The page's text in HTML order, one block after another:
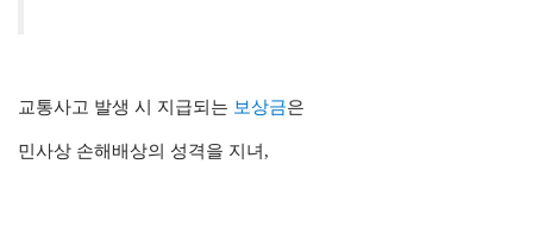
교통사고 발생 시 지급되는 보상금은
민사상 손해배상의 성격을 지녀,